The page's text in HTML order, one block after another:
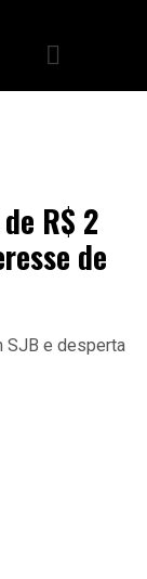
R$ 2
de